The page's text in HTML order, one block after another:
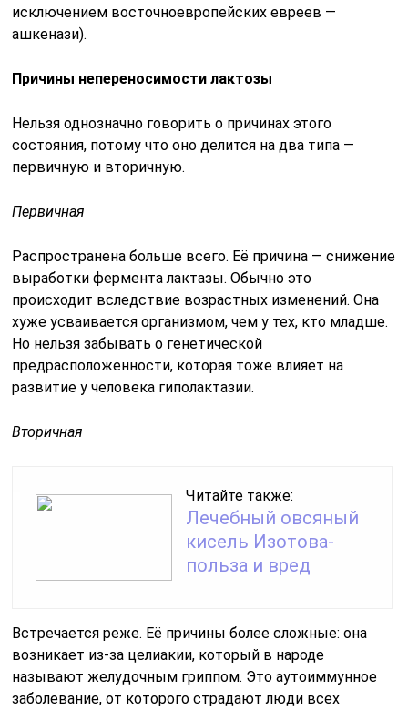
исключением восточноевропейских евреев —
ашкенази).
Причины непереносимости лактозы
Нельзя однозначно говорить о причинах этого
состояния, потому что оно делится на два типа —
первичную и вторичную.
Первичная
Распространена больше всего. Её причина — снижение
выработки фермента лактазы. Обычно это
происходит вследствие возрастных изменений. Она
хуже усваивается организмом, чем у тех, кто младше.
Но нельзя забывать о генетической
предрасположенности, которая тоже влияет на
развитие у человека гиполактазии.
Вторичная
Читайте также:
Лечебный овсяный
кисель Изотова-
польза и вред
Встречается реже. Её причины более сложные: она
возникает из-за целиакии, который в народе
называют желудочным гриппом. Это аутоиммунное
заболевание, от которого страдают люди всех